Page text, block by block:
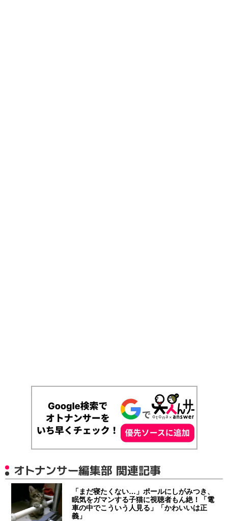
オトナンサー編集部 関連記事
「まだ寝たくない…」ポールにしがみつき、
眠気をガマンする子猫に視聴者もん絶！「電
車の中でこういう人見る」「かわいいは正
義」